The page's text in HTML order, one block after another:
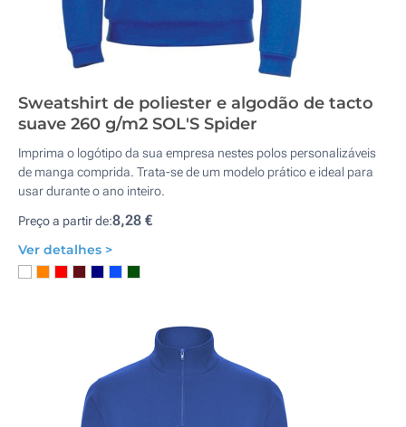
Sweatshirt de poliester e algodão de tacto
suave 260 g/m2 SOL'S Spider
Imprima o logótipo da sua empresa nestes polos personalizáveis
de manga comprida. Trata-se de um modelo prático e ideal para
usar durante o ano inteiro.
Preço a partir de:8,28 €
Ver detalhes >